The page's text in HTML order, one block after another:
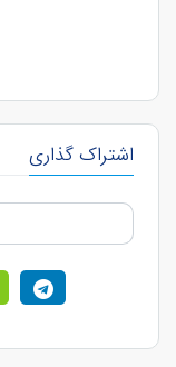
اشتراک گذاری